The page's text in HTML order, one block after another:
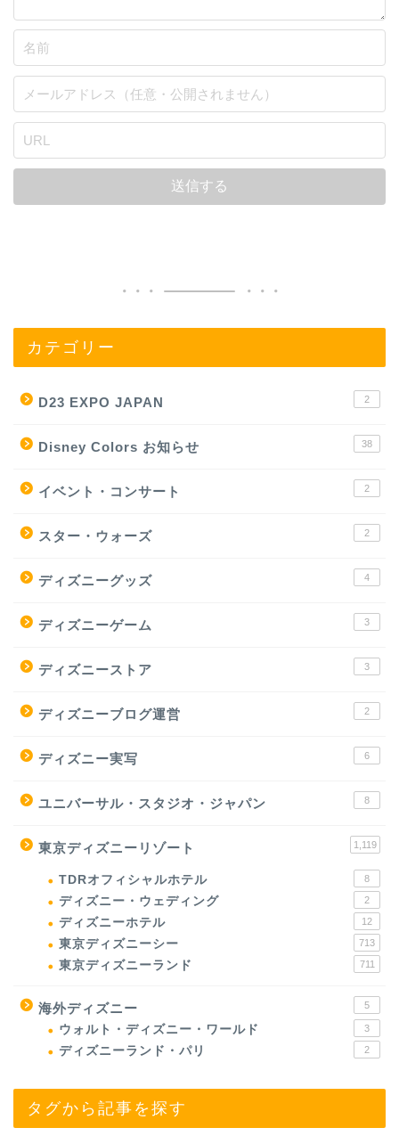
カテゴリー
D23 EXPO JAPAN 2
Disney Colors お知らせ 38
イベント・コンサート 2
スター・ウォーズ 2
ディズニーグッズ 4
ディズニーゲーム 3
ディズニーストア 3
ディズニーブログ運営 2
ディズニー実写 6
ユニバーサル・スタジオ・ジャパン 8
東京ディズニーリゾート 1,119
TDRオフィシャルホテル 8
ディズニー・ウェディング 2
ディズニーホテル 12
東京ディズニーシー 713
東京ディズニーランド 711
海外ディズニー 5
ウォルト・ディズニー・ワールド 3
ディズニーランド・パリ 2
タグから記事を探す